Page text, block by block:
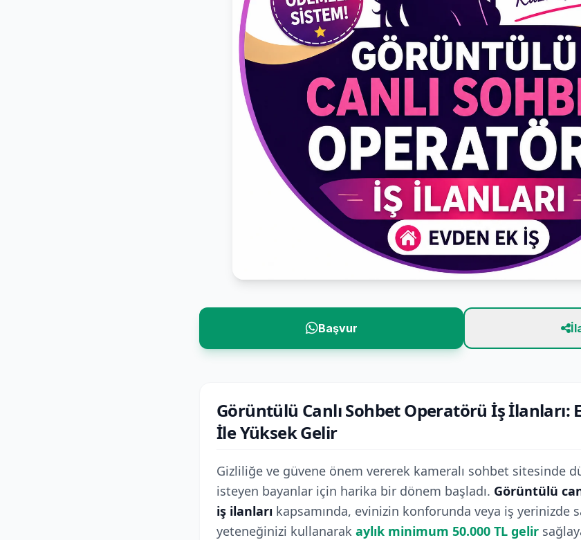
Başvur
Görüntülü Canlı Sohbet Operatörü İş İlanları:
İle Yüksek Gelir
Gizliliğe ve güvene önem vererek kameralı sohbet sitesinde
isteyen bayanlar için harika bir dönem başladı. Görüntülü
iş ilanları kapsamında, evinizin konforunda veya iş yerinizde
yeteneğinizi kullanarak aylık minimum 50.000 TL gelir